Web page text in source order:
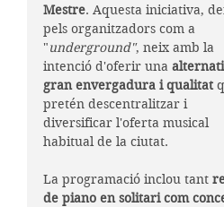
Mestre. Aquesta iniciativa,
pels organitzadors com a
"underground", neix amb la
intenció d'oferir una
gran envergadura i qualitat
pretén descentralitzar i
diversificar l'oferta musical
habitual de la ciutat.
La programació inclou tant
de piano en solitari com